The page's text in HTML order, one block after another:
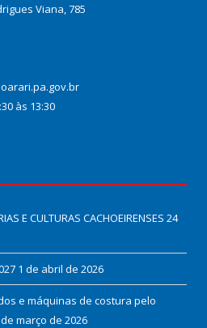
Viana, 785
às 13:30
E CULTURAS CACHOEIRENSES 24
1 de abril de 2026
e máquinas de costura pelo
março de 2026